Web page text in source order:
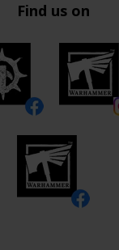
Find us on